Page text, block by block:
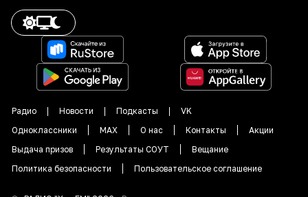
Радио Новости Подкасты
VK
Одноклассники
MAX О нас Контакты
Акции
Выдача призов
Результаты СОУТ
Вещание
Политика безопасности
Пользовательское соглашение